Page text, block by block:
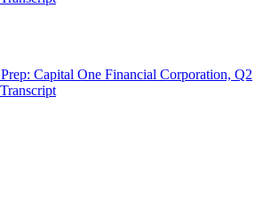
Capital One Financial Corporation, Q2